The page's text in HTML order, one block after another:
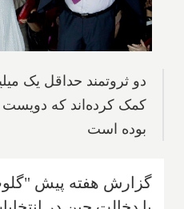
دو ثروتمند حداقل یک
کمک کرده‌اند که دویست
بوده است
گزارش هفته پیش